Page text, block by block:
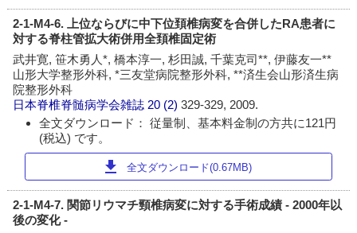
2-1-M4-6. 上位ならびに中下位頚椎病変を合併したRA患者に
対する脊柱管拡大術併用全頚椎固定術
武井寛, 笹木勇人*, 橋本淳一, 杉田誠, 千葉克司**, 伊藤友一**
山形大学整形外科, *三友堂病院整形外科, **済生会山形済生病
院整形外科
日本脊椎脊髄病学会雑誌 20 (2)329-329, 2009.
全文ダウンロード： 従量制、基本料金制の方共に121円
(税込) です。
download 全文ダウンロード(0.67MB)
2-1-M4-7. 関節リウマチ頸椎病変に対する手術成績 - 2000年以
後の変化 -